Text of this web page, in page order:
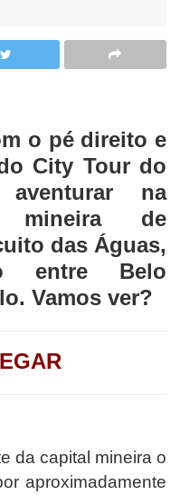
o pé direito e
City Tour do
na
mineira de
das Águas,
entre Belo
Vamos ver?
da capital mineira o
aproximadamente